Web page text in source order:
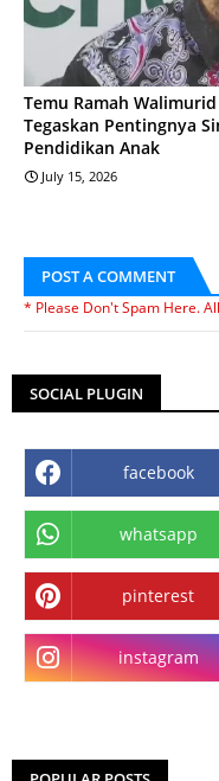
Temu Ramah
Tegaskan Pentingnya
Pendidikan Anak
July 15, 2026
POST A COMMENT
* Please Don't Spam Here.
SOCIAL PLUGIN
facebook
whatsapp
pinterest
instagram